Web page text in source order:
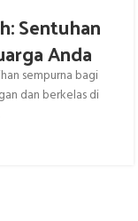
Sentuhan
Anda
sempurna bagi
dan berkelas di